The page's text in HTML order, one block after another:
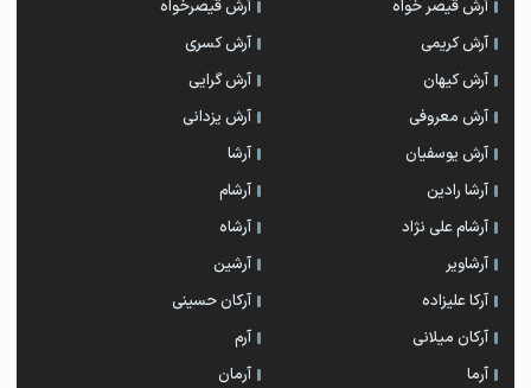
آرش قیصر خواه
آرش قیصرخواه
آرش کریمی
آرش کسری
آرش کیهان
آرش گرایی
آرش معروفی
آرش یزدانی
آرش یوسفیان
آرشا
آرشا رادین
آرشام
آرشام علی نژاد
آرشاه
آرشاویر
آرشین
آرکا علیزاده
آرکان حسینی
آرکان میلانی
آرم
آرما
آرمان